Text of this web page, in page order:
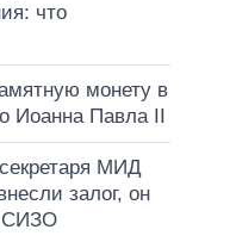
что
монету в
Иоанна Павла II
МИД
залог, он
СИЗО